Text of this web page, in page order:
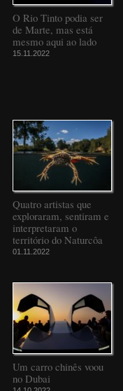
O Rio Tinto podia ser
de Marte, mas está
mesmo aqui ao lado
15.11.2022
Quatro artistas que
exploraram, sentiram e
interpretaram o
território do Naturcôa
01.11.2022
Um carro chinês voou
no Dubai